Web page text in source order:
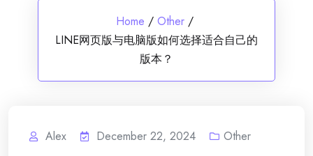
Home / Other /
LINE网页版与电脑版如何选择适合自己的
版本？
Alex December 22, 2024 Other